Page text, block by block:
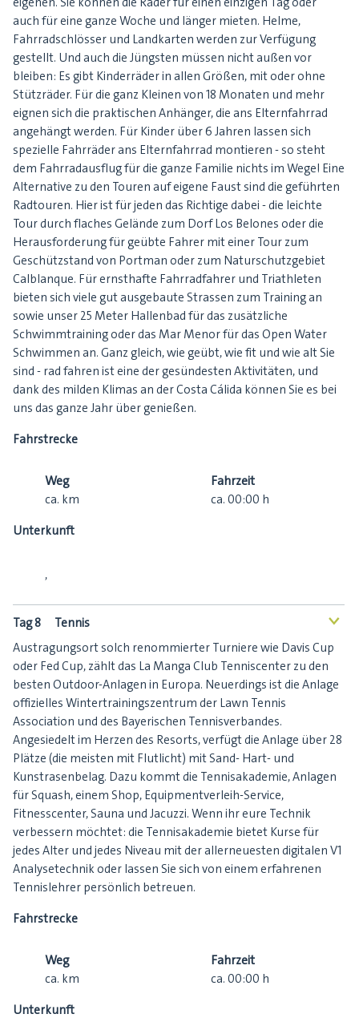
auch für eine ganze Woche und länger mieten. Helme,
Fahrradschlösser und Landkarten werden zur Verfügung
gestellt. Und auch die Jüngsten müssen nicht außen vor
bleiben: Es gibt Kinderräder in allen Größen, mit oder ohne
Stützräder. Für die ganz Kleinen von 18 Monaten und mehr
eignen sich die praktischen Anhänger, die ans Elternfahrrad
angehängt werden. Für Kinder über 6 Jahren lassen sich
spezielle Fahrräder ans Elternfahrrad montieren - so steht
dem Fahrradausflug für die ganze Familie nichts im Wege! Eine
Alternative zu den Touren auf eigene Faust sind die geführten
Radtouren. Hier ist für jeden das Richtige dabei - die leichte
Tour durch flaches Gelände zum Dorf Los Belones oder die
Herausforderung für geübte Fahrer mit einer Tour zum
Geschützstand von Portman oder zum Naturschutzgebiet
Calblanque. Für ernsthafte Fahrradfahrer und Triathleten
bieten sich viele gut ausgebaute Strassen zum Training an
sowie unser 25 Meter Hallenbad für das zusätzliche
Schwimmtraining oder das Mar Menor für das Open Water
Schwimmen an. Ganz gleich, wie geübt, wie fit und wie alt Sie
sind - rad fahren ist eine der gesündesten Aktivitäten, und
dank des milden Klimas an der Costa Cálida können Sie es bei
uns das ganze Jahr über genießen.
Fahrstrecke
Weg
ca. km
Fahrzeit
ca. 00:00 h
Unterkunft
,
Tag 8 Tennis <
Austragungsort solch renommierter Turniere wie Davis Cup
oder Fed Cup, zählt das La Manga Club Tenniscenter zu den
besten Outdoor-Anlagen in Europa. Neuerdings ist die Anlage
offizielles Wintertrainingszentrum der Lawn Tennis
Association und des Bayerischen Tennisverbandes.
Angesiedelt im Herzen des Resorts, verfügt die Anlage über 28
Plätze (die meisten mit Flutlicht) mit Sand- Hart- und
Kunstrasenbelag. Dazu kommt die Tennisakademie, Anlagen
für Squash, einem Shop, Equipmentverleih-Service,
Fitnesscenter, Sauna und Jacuzzi. Wenn ihr eure Technik
verbessern möchtet: die Tennisakademie bietet Kurse für
jedes Alter und jedes Niveau mit der allerneuesten digitalen V1
Analysetechnik oder lassen Sie sich von einem erfahrenen
Tennislehrer persönlich betreuen.
Fahrstrecke
Weg
ca. km
Fahrzeit
ca. 00:00 h
Unterkunft